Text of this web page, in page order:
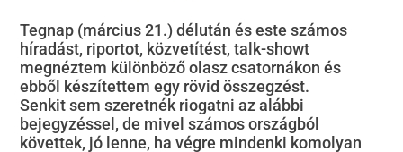
Tegnap (március 21.) délután és este számos
híradást, riportot, közvetítést, talk-showt
megnéztem különböző olasz csatornákon és
ebből készítettem egy rövid összegzést.
Senkit sem szeretnék riogatni az alábbi
bejegyzéssel, de mivel számos országból
követtek, jó lenne, ha végre mindenki komolyan